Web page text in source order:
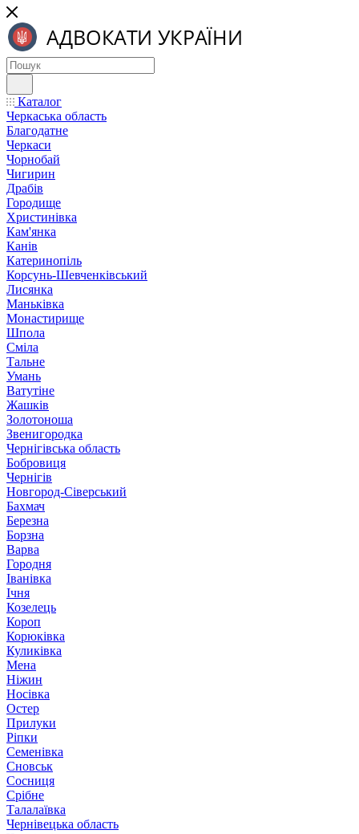
Каталог
Черкаська область
Благодатне
Черкаси
Чорнобай
Чигирин
Драбів
Городище
Христинівка
Кам'янка
Канів
Катеринопіль
Корсунь-Шевченківський
Лисянка
Маньківка
Монастирище
Шпола
Сміла
Тальне
Умань
Ватутіне
Жашків
Золотоноша
Звенигородка
Чернігівська область
Бобровиця
Чернігів
Новгород-Сіверський
Бахмач
Березна
Борзна
Варва
Городня
Іванівка
Ічня
Козелець
Короп
Корюківка
Куликівка
Мена
Ніжин
Носівка
Остер
Прилуки
Ріпки
Семенівка
Сновськ
Сосниця
Срібне
Талалаївка
Чернівецька область